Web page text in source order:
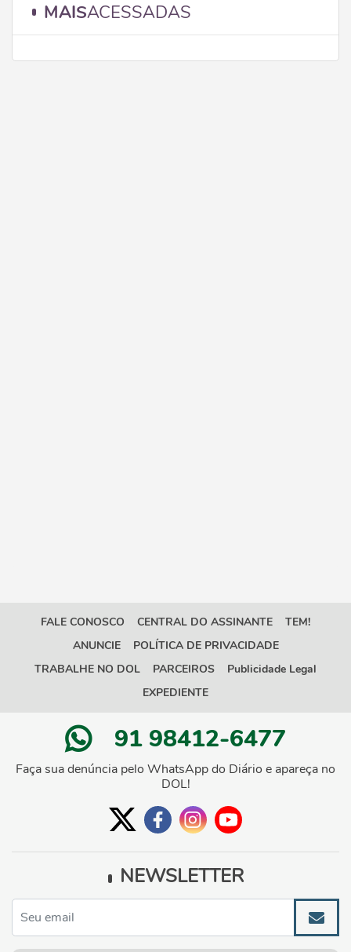
MAISACESSADAS
FALE CONOSCO CENTRAL DO ASSINANTE
TEM!
ANUNCIE
POLÍTICA DE PRIVACIDADE
TRABALHE NO DOL
PARCEIROS
Publicidade Legal
EXPEDIENTE
91 98412-6477
Faça sua denúncia pelo WhatsApp do Diário e apareça no
DOL!
NEWSLETTER